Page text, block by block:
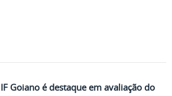
IF Goiano é destaque em avaliação do